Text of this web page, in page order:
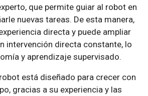
que permite guiar al robot en
nuevas tareas. De esta manera,
directa y puede ampliar
intervención directa constante, lo
y aprendizaje supervisado.
está diseñado para crecer con
gracias a su experiencia y las